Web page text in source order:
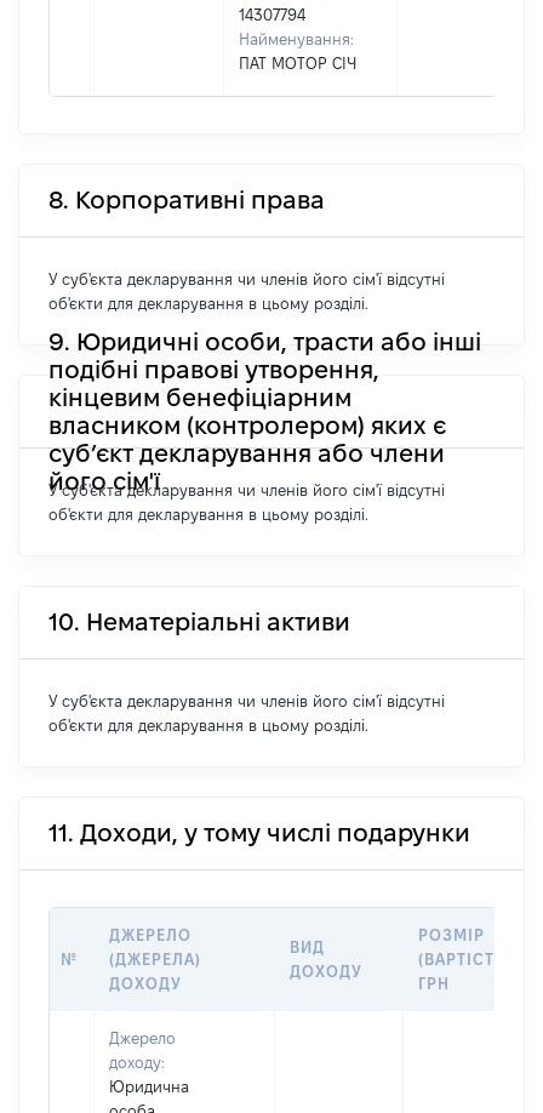
14307794
Найменування:
ПАТ МОТОР СІЧ
8. Корпоративні права
У суб'єкта декларування чи членів його сім'ї відсутні
об'єкти для декларування в цьому розділі.
9. Юридичні особи, трасти або інші
подібні правові утворення,
кінцевим бенефіціарним
власником (контролером) яких є
суб’єкт декларування або члени
його сім'ї
У суб'єкта декларування чи членів його сім'ї відсутні
об'єкти для декларування в цьому розділі.
10. Нематеріальні активи
У суб'єкта декларування чи членів його сім'ї відсутні
об'єкти для декларування в цьому розділі.
11. Доходи, у тому числі подарунки
№
ДЖЕРЕЛО
(ДЖЕРЕЛА)
ДОХОДУ
ВИД
ДОХОДУ
РОЗМІР
(ВАРТІСТЬ),
ГРН
Джерело
доходу:
Юридична